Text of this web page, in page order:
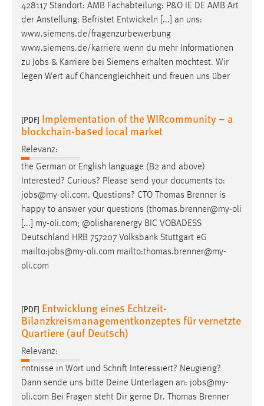
428117 Standort: AMB Fachabteilung: P&O IE DE AMB Art
der Anstellung: Befristet Entwickeln [...] an uns:
www.siemens.de/fragenzurbewerbung
www.siemens.de/karriere wenn du mehr Informationen
zu Jobs & Karriere bei Siemens erhalten möchtest. Wir
legen Wert auf Chancengleichheit und freuen uns über
[PDF] Implementation of the WIRcommunity – a
blockchain-based local market
Relevanz:
the German or English language (B2 and above)
Interested? Curious? Please send your documents to:
jobs@my-oli.com. Questions? CTO Thomas Brenner is
happy to answer your questions (thomas.brenner@my-oli
[...] my-oli.com; @olisharenergy BIC VOBADESS
Deutschland HRB 757207 Volksbank Stuttgart eG
mailto:jobs@my-oli.com mailto:thomas.brenner@my-
oli.com
[PDF] Entwicklung eines Echtzeit-
Bilanzkreismanagementkonzeptes für vernetzte
Quartiere (auf Deutsch)
Relevanz:
nntnisse in Wort und Schrift Interessiert? Neugierig?
Dann sende uns bitte Deine Unterlagen an: jobs@my-
oli.com Bei Fragen steht Dir gerne Dr. Thomas Brenner